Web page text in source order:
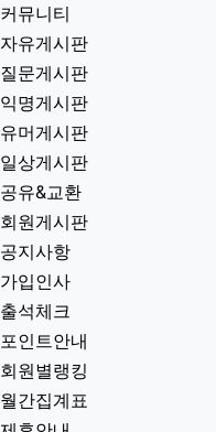
커뮤니티
자유게시판
질문게시판
익명게시판
유머게시판
일상게시판
공유&교환
회원게시판
공지사항
가입인사
출석체크
포인트안내
회원별랭킹
월간집계표